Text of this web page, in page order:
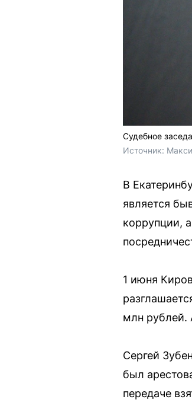
Судебное
Источник:
В
является
коррупции,
1 июня
млн рублей.
Сергей
был
передаче